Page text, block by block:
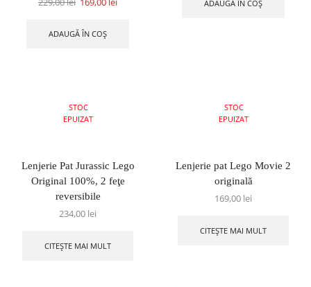
ADAUGĂ ÎN COȘ
ADAUGĂ ÎN COȘ
STOC
EPUIZAT
Lenjerie Pat Jurassic Lego
Original 100%, 2 feţe
reversibile
234,00 lei
CITEȘTE MAI MULT
STOC
EPUIZAT
Lenjerie pat Lego Movie 2
originală
169,00 lei
CITEȘTE MAI MULT